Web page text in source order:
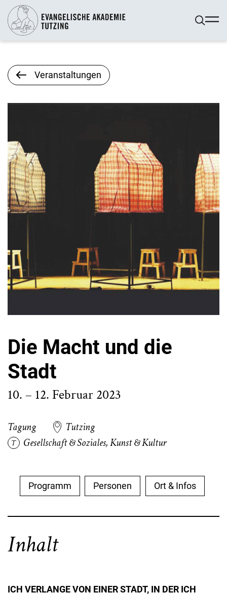
Veranstaltungen
Die Macht und die
Stadt
10. – 12. Februar 2023
Tagung
Tutzing
Gesellschaft & Soziales,Kunst & Kultur
Programm Personen Ort & Infos
Inhalt
ICH VERLANGE VON EINER STADT, IN DER ICH